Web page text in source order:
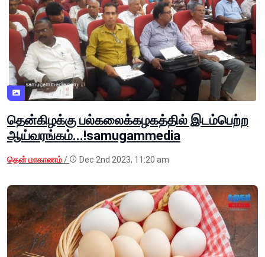
தென்கிழக்கு பல்கலைக்கழகத்தில் இடம்பெற்ற
ஆய்வரங்கம்...!samugammedia
தென் மாகாணம்/ Dec 2nd 2023, 11:20 am